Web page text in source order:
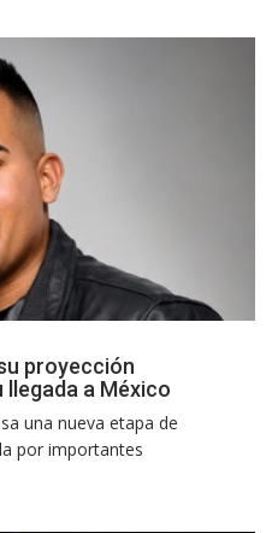
proyección
a México
una nueva etapa de
por importantes